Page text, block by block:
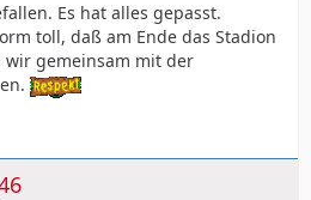
Es hat alles gepasst.
toll, daß am Ende das Stadion
gemeinsam mit der